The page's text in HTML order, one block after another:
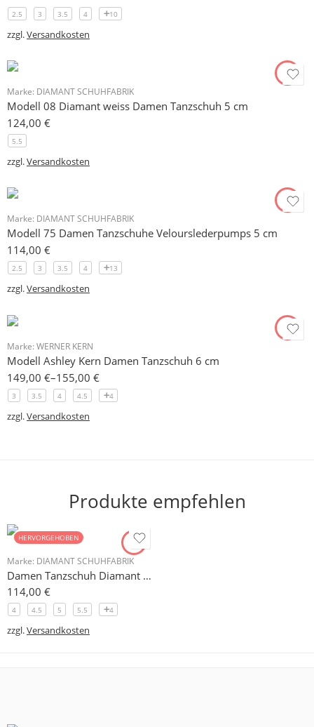
2.5 3 3.5 4 10
zzgl.Versandkosten
Marke: DIAMANT SCHUHFABRIK
Modell 08 Diamant weiss Damen Tanzschuh 5 cm
124,00 €
5.5
zzgl.Versandkosten
Marke: DIAMANT SCHUHFABRIK
Modell 75 Damen Tanzschuhe Velourslederpumps 5 cm
114,00 €
2.5 3 3.5 4 13
zzgl.Versandkosten
Marke: WERNER KERN
Modell Ashley Kern Damen Tanzschuh 6 cm
149,00 €–155,00 €
3 3.5 4 4.5 4
zzgl.Versandkosten
Produkte empfehlen
HERVORGEHOBEN
Marke: DIAMANT SCHUHFABRIK
Damen Tanzschuh Diamant Modell 105
114,00 €
4 4.5 5 5.5 4
zzgl.Versandkosten